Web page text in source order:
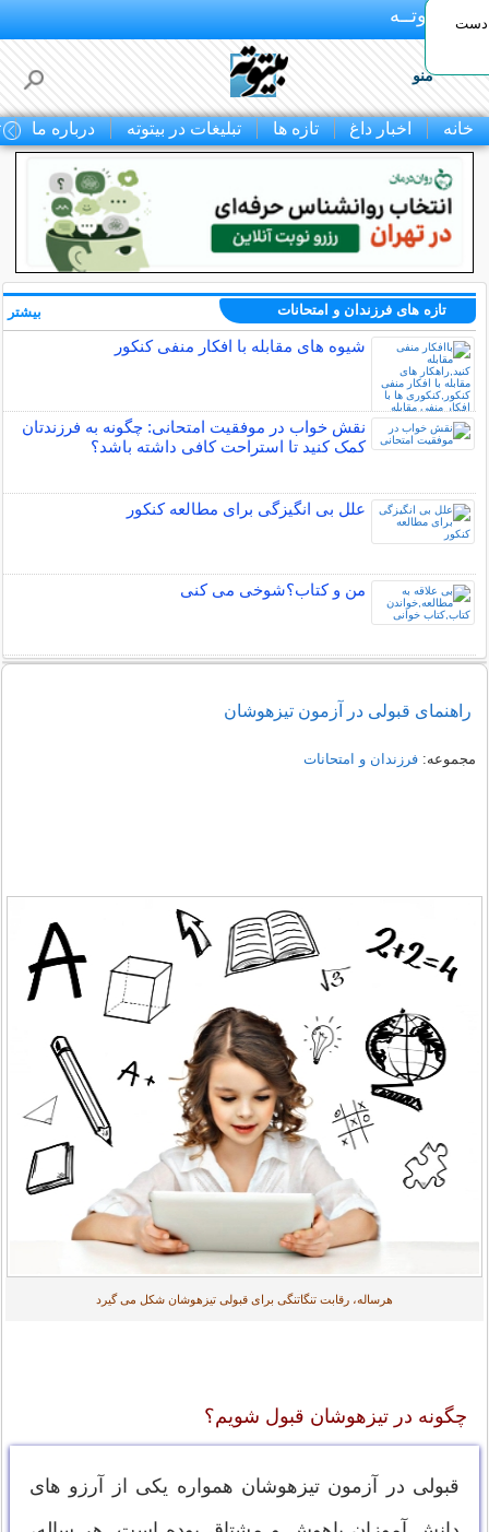
بـیتوتــه
منو
خانه اخبار داغ تازه ها تبلیغات در بیتوته درباره ما
دست
تازه های فرزندان و امتحانات
شیوه های مقابله با افکار منفی کنکور
نقش خواب در موفقیت امتحانی: چگونه به فرزندتان
کمک کنید تا استراحت کافی داشته باشد؟
علل بی انگیزگی برای مطالعه کنکور
من و کتاب؟شوخی می کنی
بیشتر
راهنمای قبولی در آزمون تیزهوشان
مجموعه:فرزندان و امتحانات
هرساله، رقابت تنگاتنگی برای قبولی تیزهوشان شکل می گیرد
چگونه در تیزهوشان قبول شویم؟
قبولی در آزمون تیزهوشان همواره یکی از آرزو های